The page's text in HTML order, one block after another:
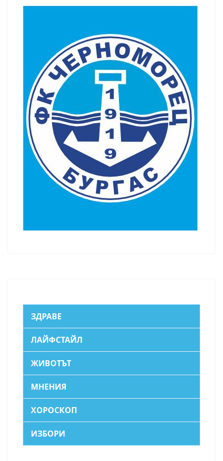
ЗДРАВЕ
ЛАЙФСТАЙЛ
ЖИВОТЪТ
МНЕНИЯ
ХОРОСКОП
ИЗБОРИ